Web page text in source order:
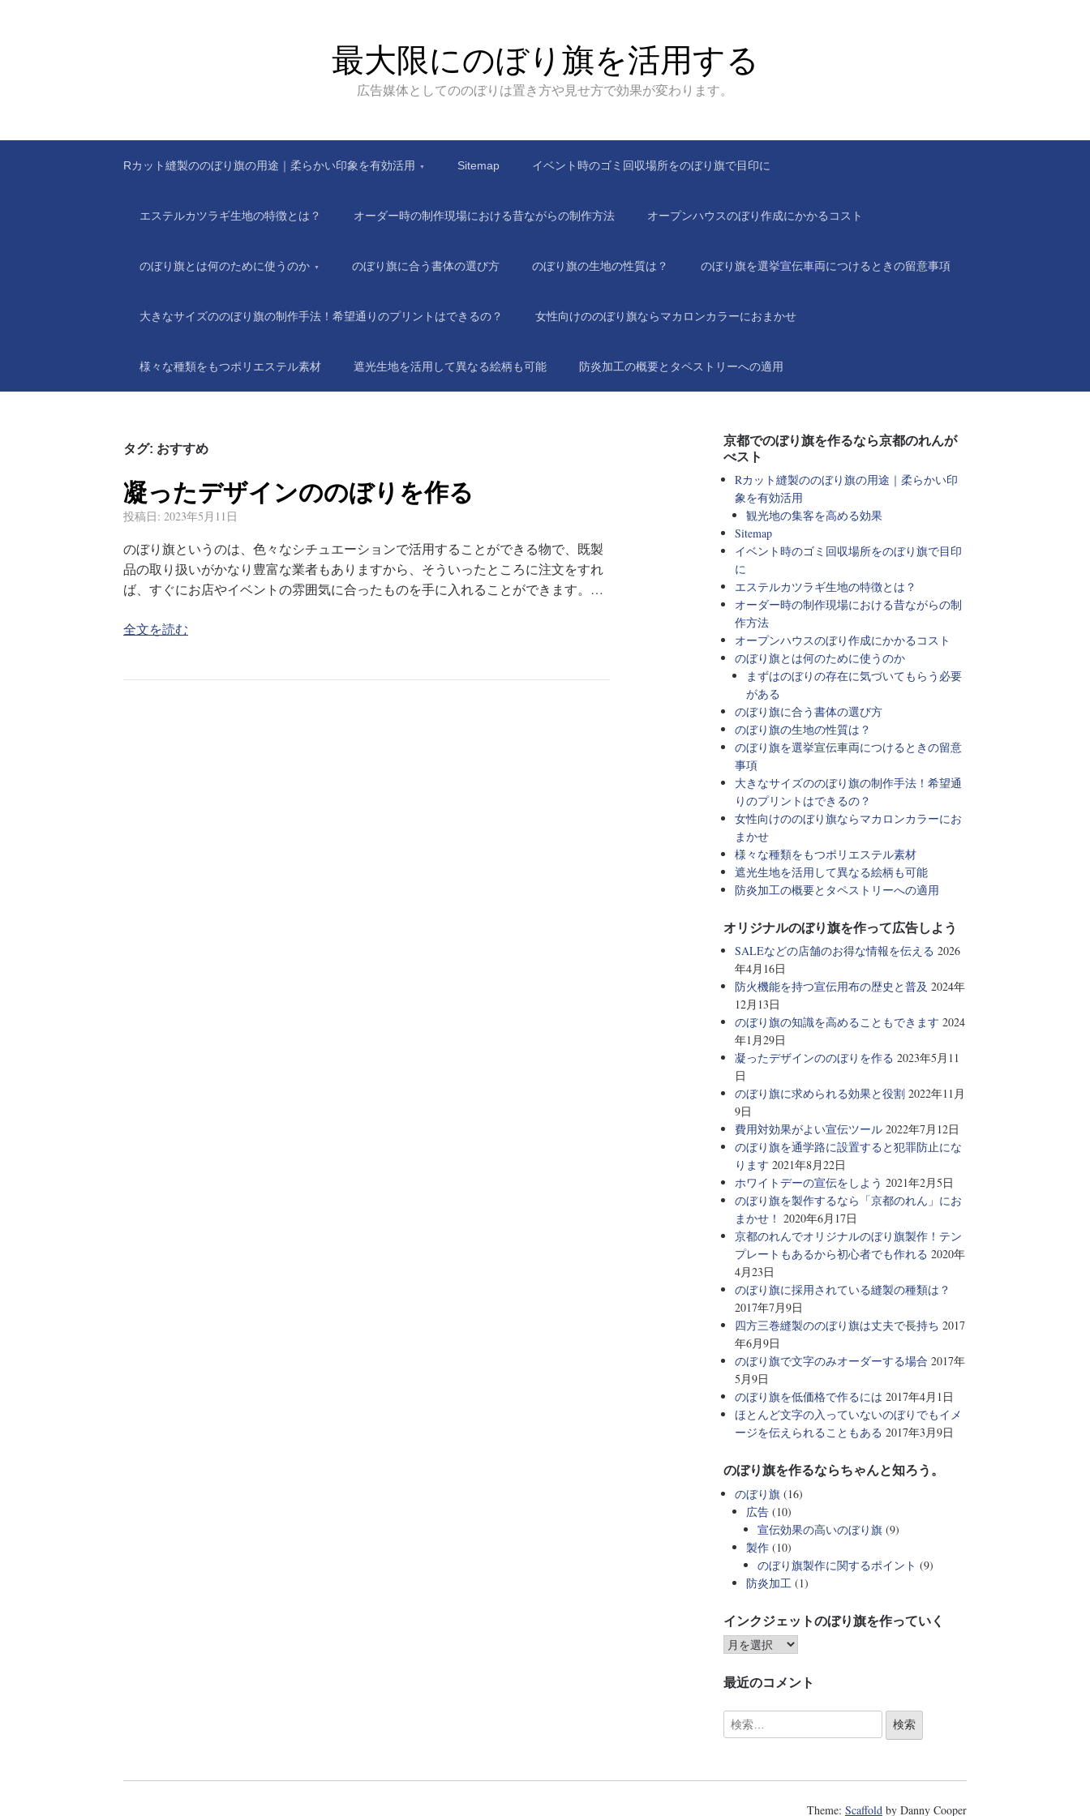
最大限にのぼり旗を活用する
広告媒体としてののぼりは置き方や見せ方で効果が変わります。
Rカット縫製ののぼり旗の用途｜柔らかい印象を有効活用 Sitemap イベント時のゴミ回収場所をのぼり旗で目印に
エステルカツラギ生地の特徴とは？ オーダー時の制作現場における昔ながらの制作方法 オープンハウスのぼり作成にかかるコスト
のぼり旗とは何のために使うのか のぼり旗に合う書体の選び方 のぼり旗の生地の性質は？ のぼり旗を選挙宣伝車両につけるときの留意事項
大きなサイズののぼり旗の制作手法！希望通りのプリントはできるの？ 女性向けののぼり旗ならマカロンカラーにおまかせ
様々な種類をもつポリエステル素材 遮光生地を活用して異なる絵柄も可能 防炎加工の概要とタペストリーへの適用
タグ: おすすめ
凝ったデザインののぼりを作る
投稿日: 2023年5月11日
のぼり旗というのは、色々なシチュエーションで活用することができる物で、既製
品の取り扱いがかなり豊富な業者もありますから、そういったところに注文をすれ
ば、すぐにお店やイベントの雰囲気に合ったものを手に入れることができます。…
全文を読む
京都でのぼり旗を作るなら京都のれんが
べスト
Rカット縫製ののぼり旗の用途｜柔らかい印
象を有効活用
観光地の集客を高める効果
Sitemap
イベント時のゴミ回収場所をのぼり旗で目印
に
エステルカツラギ生地の特徴とは？
オーダー時の制作現場における昔ながらの制
作方法
オープンハウスのぼり作成にかかるコスト
のぼり旗とは何のために使うのか
まずはのぼりの存在に気づいてもらう必要
がある
のぼり旗に合う書体の選び方
のぼり旗の生地の性質は？
のぼり旗を選挙宣伝車両につけるときの留意
事項
大きなサイズののぼり旗の制作手法！希望通
りのプリントはできるの？
女性向けののぼり旗ならマカロンカラーにお
まかせ
様々な種類をもつポリエステル素材
遮光生地を活用して異なる絵柄も可能
防炎加工の概要とタペストリーへの適用
オリジナルのぼり旗を作って広告しよう
SALEなどの店舗のお得な情報を伝える 2026
年4月16日
防火機能を持つ宣伝用布の歴史と普及 2024年
12月13日
のぼり旗の知識を高めることもできます 2024
年1月29日
凝ったデザインののぼりを作る 2023年5月11
日
のぼり旗に求められる効果と役割 2022年11月
9日
費用対効果がよい宣伝ツール 2022年7月12日
のぼり旗を通学路に設置すると犯罪防止にな
ります 2021年8月22日
ホワイトデーの宣伝をしよう 2021年2月5日
のぼり旗を製作するなら「京都のれん」にお
まかせ！ 2020年6月17日
京都のれんでオリジナルのぼり旗製作！テン
プレートもあるから初心者でも作れる 2020年
4月23日
のぼり旗に採用されている縫製の種類は？
2017年7月9日
四方三巻縫製ののぼり旗は丈夫で長持ち 2017
年6月9日
のぼり旗で文字のみオーダーする場合 2017年
5月9日
のぼり旗を低価格で作るには 2017年4月1日
ほとんど文字の入っていないのぼりでもイメ
ージを伝えられることもある 2017年3月9日
のぼり旗を作るならちゃんと知ろう。
のぼり旗 (16)
広告 (10)
宣伝効果の高いのぼり旗 (9)
製作 (10)
のぼり旗製作に関するポイント (9)
防炎加工 (1)
インクジェットのぼり旗を作っていく
最近のコメント
Theme: Scaffold by Danny Cooper